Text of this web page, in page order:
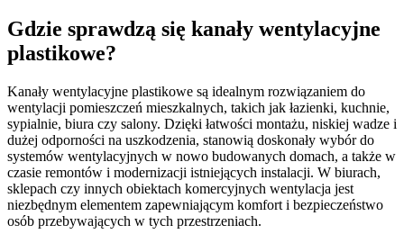
Gdzie sprawdzą się kanały wentylacyjne
plastikowe?
Kanały wentylacyjne plastikowe są idealnym rozwiązaniem do
wentylacji pomieszczeń mieszkalnych, takich jak łazienki, kuchnie,
sypialnie, biura czy salony. Dzięki łatwości montażu, niskiej wadze i
dużej odporności na uszkodzenia, stanowią doskonały wybór do
systemów wentylacyjnych w nowo budowanych domach, a także w
czasie remontów i modernizacji istniejących instalacji. W biurach,
sklepach czy innych obiektach komercyjnych wentylacja jest
niezbędnym elementem zapewniającym komfort i bezpieczeństwo
osób przebywających w tych przestrzeniach.